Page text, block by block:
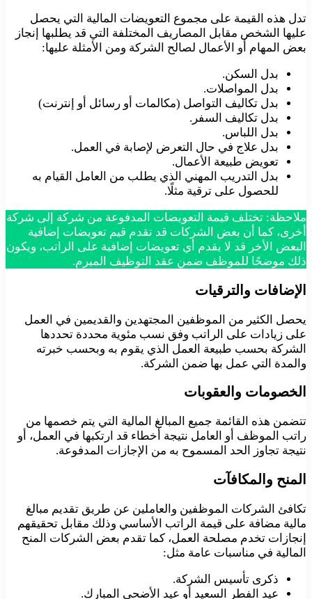
تدل هذه القيمة على مجموع التعويضات المالية التي يحصل
عليها الشخص مقابل المصاريف المختلفة التي قد يطلبها إنجاز
بعض المهام أو الأعمال لصالح الشركة ومن الأمثلة عليها:
بدل السكن.
بدل المواصلات.
بدل تكاليف التواصل (مكالمات أو رسائل أو إنترنت)
بدل تكاليف السفر.
بدل اللباس.
بدل علاج في حال التعرض لإصابة في العمل.
تعويض طبيعة الأعمال.
بدل التدريب المهني الذي يطلب من العامل القيام به
للحصول على ترقية مثلًا.
ملاحظة: تختلف قيمة التعويضات المدفوعة من شركة إلى شركة
أخرى، كما أن بعض الشركات قد تقدم قيم تعويضات إضافية
البعض الأخر قد لا يقدم أي تعويضات إضافية على الراتب، ويكون
ذلك موضحًا للموظف ضمن عقد التوظيف المبرم.
الإضافات والترقيات
يحصل الكثير من الموظفين المجتهدين والقديمين في العمل
على زيادات على الراتب وفق نسب مئوية محددة تحددها
الشركة بحسب طبيعة العمل الذي يقوم به وبحسب خبرته
والمدة التي عمل بها ضمن الشركة.
الخصومات والعقوبات
تتضمن هذه القائمة جميع المبالغ المالية التي يتم خصمها من
راتب الموظف أو العامل نتيجة أخطاء قد ارتكبها في العمل، أو
نتيجة تجاوز الحد المسموح به من الإجازات المدفوعة.
المنح والمكافآت
تكافئ الشركات الموظفين والعاملين عن طريق تقديم مبالغ
مالية مضافة على قيمة الراتب الأساسي وذلك مقابل تحقيقهم
إنجازات تخدم مصلحة العمل، كما تقدم بعض الشركات المنح
المالية في مناسبات عامة مثل:
ذكرى تأسيس الشركة.
عيد الفطر السعيد أو عيد الأضحى المبارك.